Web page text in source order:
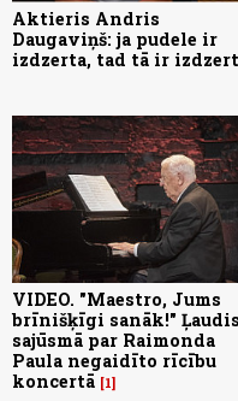
Aktieris Andris
Daugaviņš: ja pudele ir
izdzerta, tad tā ir
VIDEO. "Maestro, Jums
brīnišķīgi sanāk!" Ļaudis
sajūsmā par Raimonda
Paula negaidīto rīcību
koncertā 1